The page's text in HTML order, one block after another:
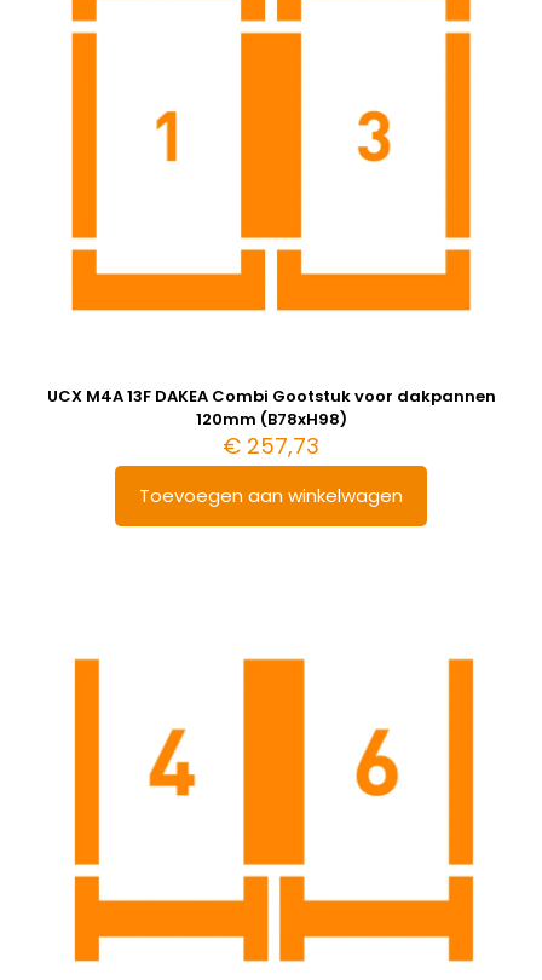
UCX M4A 13F DAKEA Combi Gootstuk voor dakpannen
120mm (B78xH98)
€ 257,73
Toevoegen aan winkelwagen